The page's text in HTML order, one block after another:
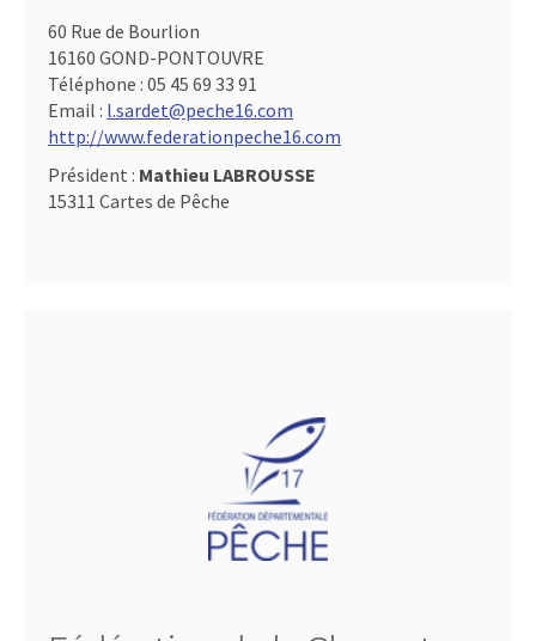
60 Rue de Bourlion
16160 GOND-PONTOUVRE
Téléphone : 05 45 69 33 91
Email : l.sardet@peche16.com
http://www.federationpeche16.com
Président : Mathieu LABROUSSE
15311 Cartes de Pêche